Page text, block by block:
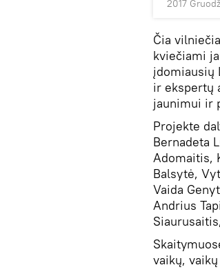
2017
Čia
kviečiami
įdomiausių
ir ekspertų
jaunimui ir
Projekte
Bernadeta
Adomaitis,
Balsytė,
Vaida
Andrius
vaikų,